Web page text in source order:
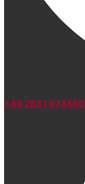
+49 2831 974480